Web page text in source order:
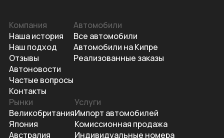
Компания
Наша история
Наш подход
Отзывы
Автоновости
Частые вопросы
Контакты
Автомобили
Все автомобили
Автомобили на Кипре
Реализованные заказы
Рынки
Великобритания
Япония
Австралия
Услуги
Импорт автомобилей
Комиссионная продажа
Индивидуальные номера